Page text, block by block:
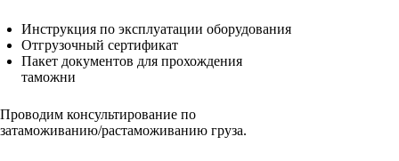
Инструкция по эксплуатации оборудования
Отгрузочный сертификат
Пакет документов для прохождения
таможни
Проводим консультирование по
затаможиванию/растаможиванию груза.